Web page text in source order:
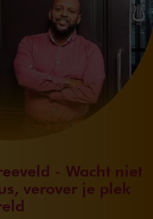
- Wacht niet
verover je plek